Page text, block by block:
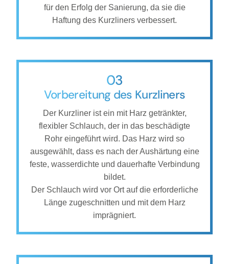
für den Erfolg der Sanierung, da sie die
Haftung des Kurzliners verbessert.
03
Vorbereitung des Kurzliners
Der Kurzliner ist ein mit Harz getränkter,
flexibler Schlauch, der in das beschädigte
Rohr eingeführt wird. Das Harz wird so
ausgewählt, dass es nach der Aushärtung eine
feste, wasserdichte und dauerhafte Verbindung
bildet.
Der Schlauch wird vor Ort auf die erforderliche
Länge zugeschnitten und mit dem Harz
imprägniert.